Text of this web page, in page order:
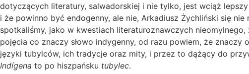
dotyczących literatury, salwadorskiej i nie tylko, jest wciąż lepszy
i że powinno być endogenny, ale nie, Arkadiusz Żychliński się
spotkaliśmy, jako w kwestiach literaturoznawczych
pojęcia co znaczy słowo indygenny, od razu powiem, że
języki tubylców, ich tradycje oraz mity, i przez to dążący do
Indígena to po hiszpańsku tubylec.